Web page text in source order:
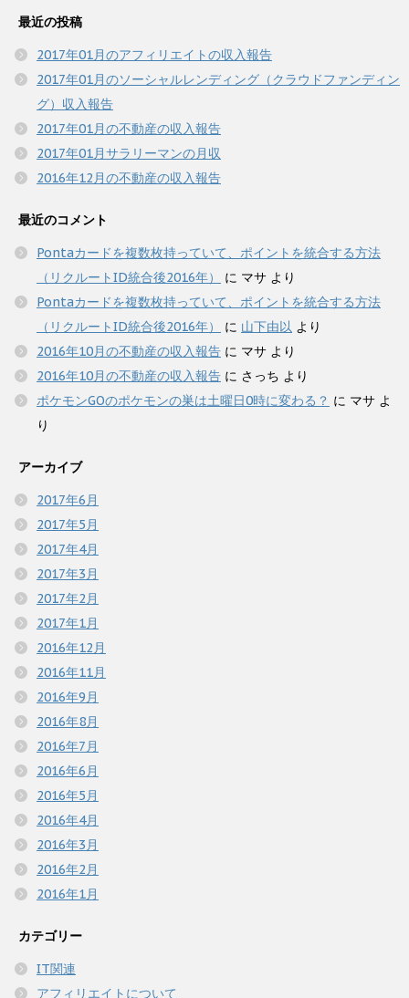
最近の投稿
2017年01月のアフィリエイトの収入報告
2017年01月のソーシャルレンディング（クラウドファンディン
グ）収入報告
2017年01月の不動産の収入報告
2017年01月サラリーマンの月収
2016年12月の不動産の収入報告
最近のコメント
Pontaカードを複数枚持っていて、ポイントを統合する方法
（リクルートID統合後2016年）
に マサ より
Pontaカードを複数枚持っていて、ポイントを統合する方法
（リクルートID統合後2016年）
に 山下由以 より
2016年10月の不動産の収入報告 に マサ より
2016年10月の不動産の収入報告 に さっち より
ポケモンGOのポケモンの巣は土曜日0時に変わる？ に マサ よ
り
アーカイブ
2017年6月
2017年5月
2017年4月
2017年3月
2017年2月
2017年1月
2016年12月
2016年11月
2016年9月
2016年8月
2016年7月
2016年6月
2016年5月
2016年4月
2016年3月
2016年2月
2016年1月
カテゴリー
IT関連
アフィリエイトについて